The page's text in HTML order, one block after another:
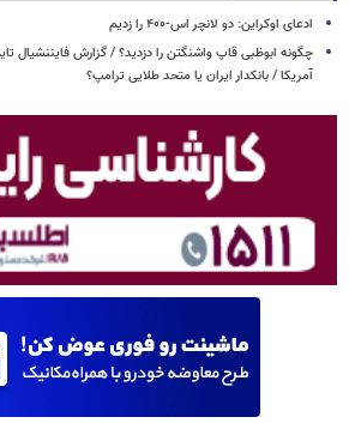
ادعای اوکراین: دو لانچر اس-۴۰۰ را زدیم
چگونه ابوظبی قاپ واشنگتن را دزدید؟ / گزارش فایننشیال
آمریکا / بانکدار ایران یا متحد طلایی ترامپ؟